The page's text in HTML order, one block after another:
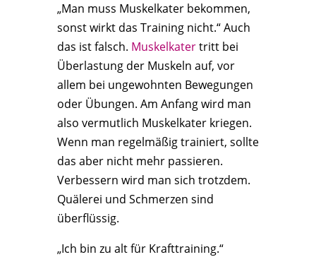
„Man muss Muskelkater bekommen,
sonst wirkt das Training nicht.“ Auch
das ist falsch. Muskelkatertritt bei
Überlastung der Muskeln auf, vor
allem bei ungewohnten Bewegungen
oder Übungen. Am Anfang wird man
also vermutlich Muskelkater kriegen.
Wenn man regelmäßig trainiert, sollte
das aber nicht mehr passieren.
Verbessern wird man sich trotzdem.
Quälerei und Schmerzen sind
überflüssig.
„Ich bin zu alt für Krafttraining.“